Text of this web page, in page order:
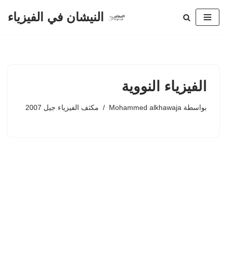
تخطى
النيشان في الفيزياء
الفيزياء النووية
بواسطة Mohammed alkhawaja مكثف الفيزياء جيل 2007